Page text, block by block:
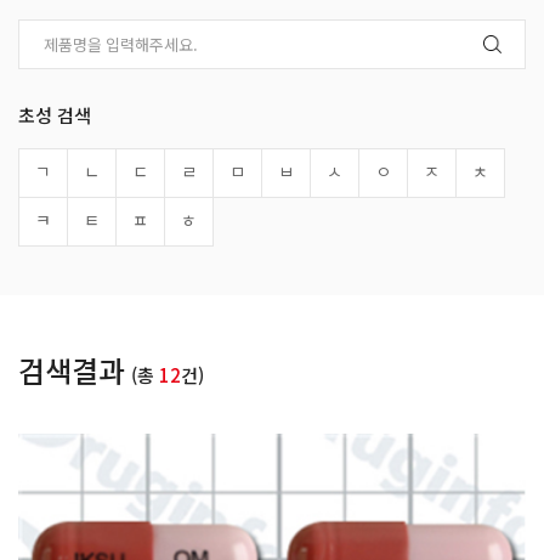
초성 검색
ㄱ ㄴ ㄷ ㄹ ㅁ ㅂ ㅅ ㅇ ㅈ
ㅊ
ㅋ
ㅌ ㅍ ㅎ
검색결과 (총 12건)